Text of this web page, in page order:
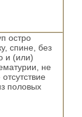
остро
спине, без
и (или)
не
половых